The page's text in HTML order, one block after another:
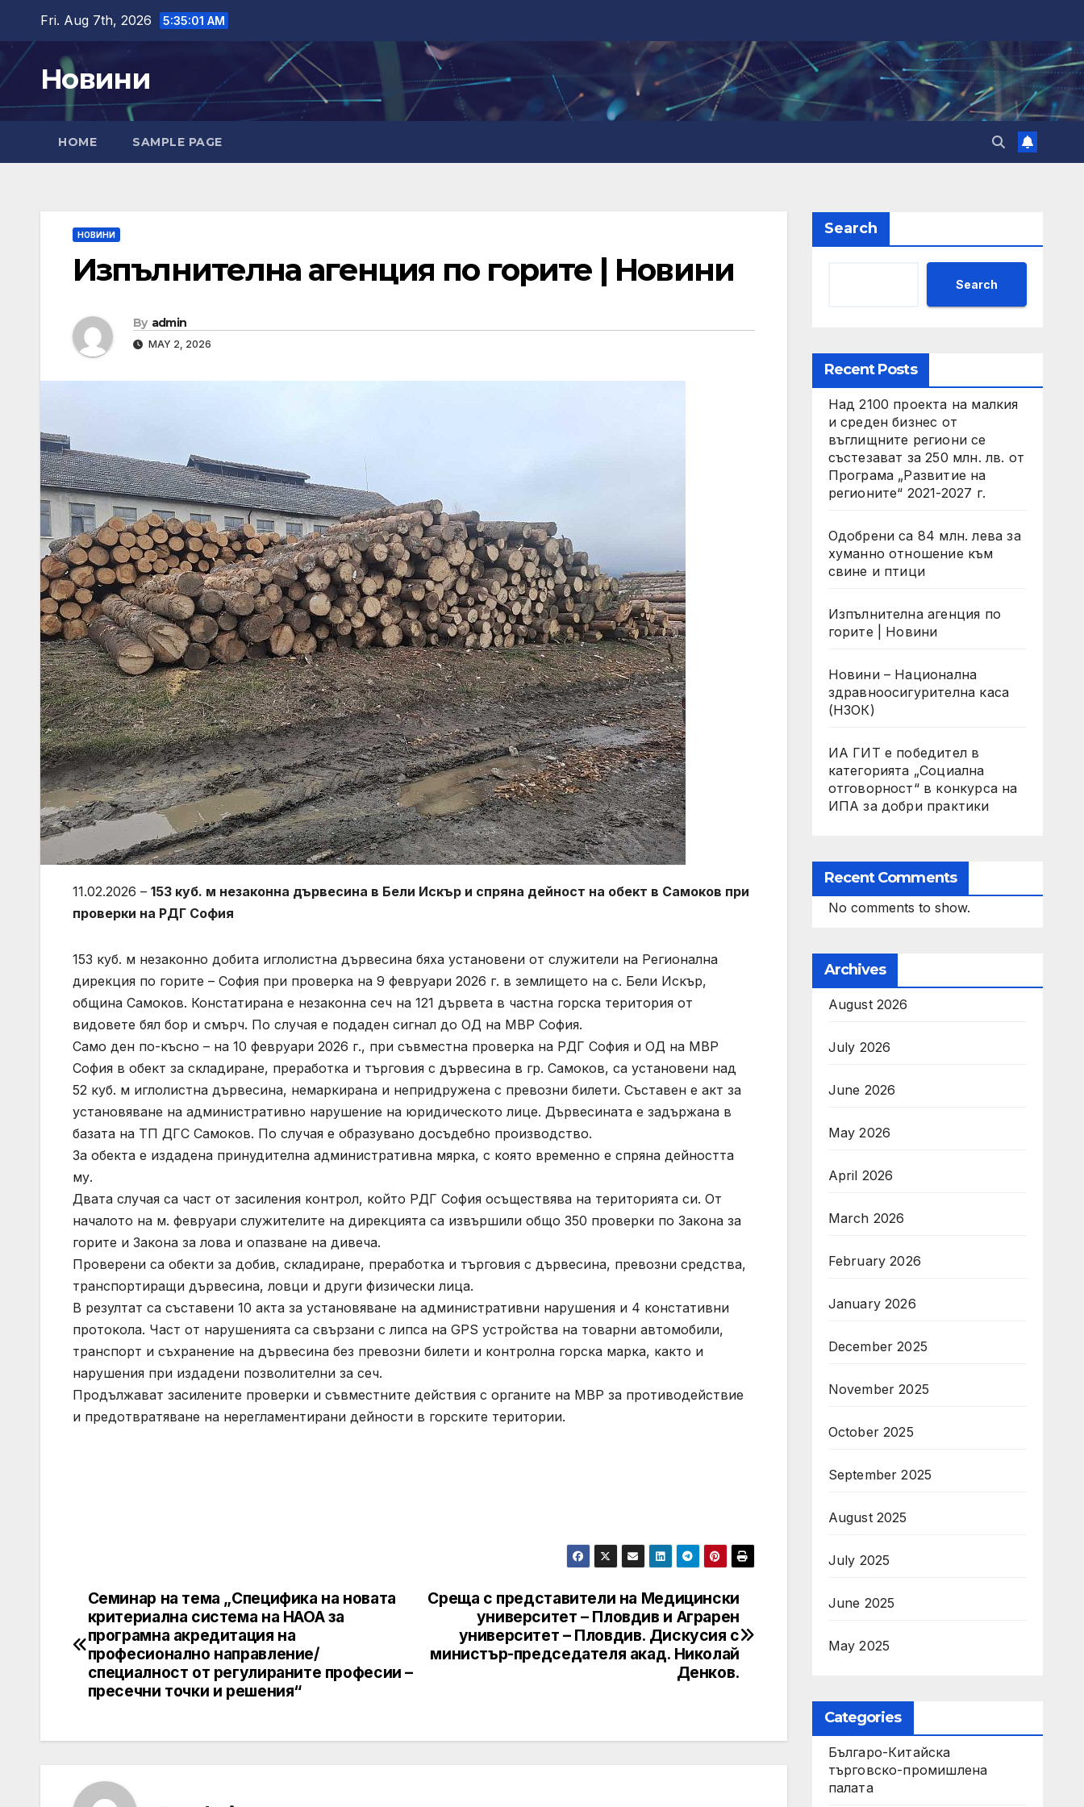
content
Fri. Aug 7th, 2026 5:35:02 AM
Новини
HOME SAMPLE PAGE
НОВИНИ
Изпълнителна агенция по горите | Новини
By admin
MAY 2, 2026
11.02.2026 – 153 куб. м незаконна дървесина в Бели Искър и спряна дейност на обект в Самоков при
проверки на РДГ София
153 куб. м незаконно добита иглолистна дървесина бяха установени от служители на Регионална
дирекция по горите – София при проверка на 9 февруари 2026 г. в землището на с. Бели Искър,
община Самоков. Констатирана е незаконна сеч на 121 дървета в частна горска територия от
видовете бял бор и смърч. По случая е подаден сигнал до ОД на МВР София.
Само ден по-късно – на 10 февруари 2026 г., при съвместна проверка на РДГ София и ОД на МВР
София в обект за складиране, преработка и търговия с дървесина в гр. Самоков, са установени над
52 куб. м иглолистна дървесина, немаркирана и непридружена с превозни билети. Съставен е акт за
установяване на административно нарушение на юридическото лице. Дървесината е задържана в
базата на ТП ДГС Самоков. По случая е образувано досъдебно производство.
За обекта е издадена принудителна административна мярка, с която временно е спряна дейността
му.
Двата случая са част от засиления контрол, който РДГ София осъществява на територията си. От
началото на м. февруари служителите на дирекцията са извършили общо 350 проверки по Закона за
горите и Закона за лова и опазване на дивеча.
Проверени са обекти за добив, складиране, преработка и търговия с дървесина, превозни средства,
транспортиращи дървесина, ловци и други физически лица.
В резултат са съставени 10 акта за установяване на административни нарушения и 4 констативни
протокола. Част от нарушенията са свързани с липса на GPS устройства на товарни автомобили,
транспорт и съхранение на дървесина без превозни билети и контролна горска марка, както и
нарушения при издадени позволителни за сеч.
Продължават засилените проверки и съвместните действия с органите на МВР за противодействие
и предотвратяване на нерегламентирани дейности в горските територии.
Post
navigation
Среща с представители на Медицински
университет – Пловдив и Аграрен
университет – Пловдив. Дискусия с
министър-председателя акад. Николай
Денков.
Семинар на тема „Специфика на новата
критериална система на НАОА за
програмна акредитация на
професионално направление/
специалност от регулираните професии –
пресечни точки и решения“
Search
Search
Recent Posts
Над 2100 проекта на малкия
и среден бизнес от
въглищните региони се
състезават за 250 млн. лв. от
Програма „Развитие на
регионите“ 2021-2027 г.
Одобрени са 84 млн. лева за
хуманно отношение към
свине и птици
Изпълнителна агенция по
горите | Новини
Новини – Национална
здравноосигурителна каса
(НЗОК)
ИА ГИТ е победител в
категорията „Социална
отговорност“ в конкурса на
ИПА за добри практики
Recent Comments
No comments to show.
Archives
August 2026
July 2026
June 2026
May 2026
April 2026
March 2026
February 2026
January 2026
December 2025
November 2025
October 2025
September 2025
August 2025
July 2025
June 2025
May 2025
Categories
Българо-Китайска
търговско-промишлена
палата